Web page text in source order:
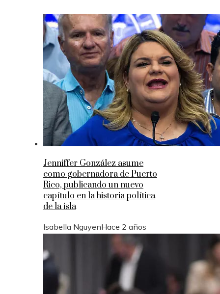
Jenniffer González asume
como gobernadora de Puerto
Rico, publicando un nuevo
capítulo en la historia política
de la isla
Isabella NguyenHace 2 años